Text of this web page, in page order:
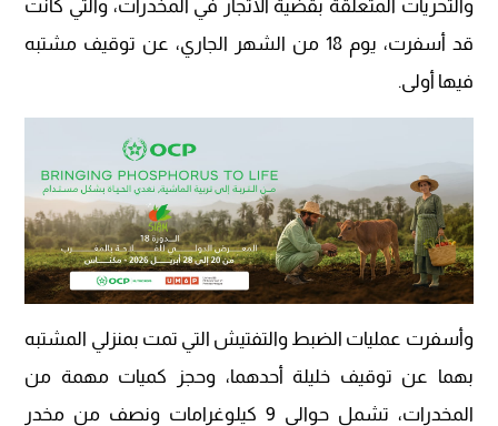
والتحريات المتعلقة بقضية الاتجار في المخدرات، والتي كانت
قد أسفرت، يوم 18 من الشهر الجاري، عن توقيف مشتبه
فيها أولى.
وأسفرت عمليات الضبط والتفتيش التي تمت بمنزلي المشتبه
بهما عن توقيف خليلة أحدهما، وحجز كميات مهمة من
المخدرات، تشمل حوالي 9 كيلوغرامات ونصف من مخدر